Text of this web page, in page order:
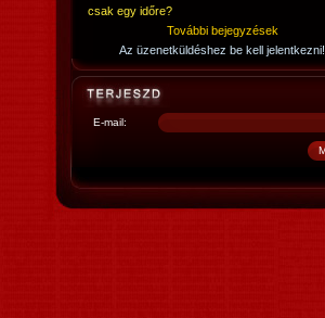
csak egy időre?
További bejegyzések
Az üzenetküldéshez be kell jelentkezni!
E-mail: